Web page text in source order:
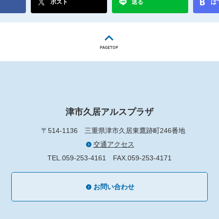
ポスト 送る は
津市久居アルスプラザ
〒514-1136 三重県津市久居東鷹跡町246番地
交通アクセス
TEL.059-253-4161 FAX.059-253-4171
お問い合わせ